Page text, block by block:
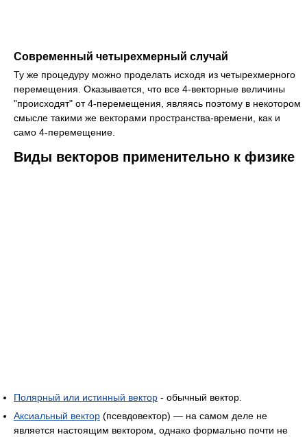
Современный четырехмерный случай
Ту же процедуру можно проделать исходя из четырехмерного
перемещения. Оказывается, что все 4-векторные величины
"происходят" от 4-перемещения, являясь поэтому в некотором
смысле такими же векторами пространства-времени, как и
само 4-перемещение.
Виды векторов применительно к физике
Полярный или истинный вектор - обычный вектор.
Аксиальный вектор (псевдовектор) — на самом деле не
является настоящим вектором, однако формально почти не